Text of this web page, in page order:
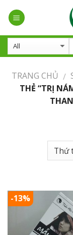
TRANG CHỦ /
THẺ “TRỊ
-13%